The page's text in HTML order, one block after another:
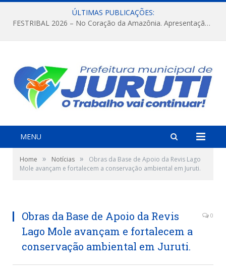
ÚLTIMAS PUBLICAÇÕES:
FESTRIBAL 2026 – No Coração da Amazônia. Apresentação da Munduruku.
MENU
Home » Notícias »
Obras da Base de Apoio da Revis Lago
Mole avançam e fortalecem a conservação ambiental em Juruti.
Obras da Base de Apoio da Revis
Lago Mole avançam e fortalecem a
conservação ambiental em Juruti.
0